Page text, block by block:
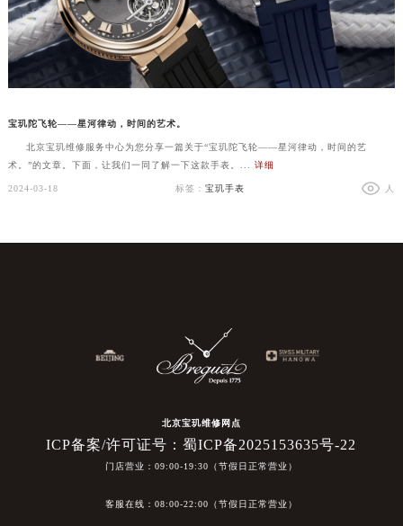
宝玑陀飞轮——星河律动，时间的艺术。
北京宝玑维修服务中心为您分享一篇关于“宝玑陀飞轮——星河律动，时间的艺
术。”的文章。下面，让我们一同了解一下这款手表。... 详细
2024-03-18 标签： 宝玑手表 人
北京宝玑维修网点
ICP备案/许可证号：蜀ICP备2025153635号-22
门店营业：09:00-19:30（节假日正常营业）
客服在线：08:00-22:00（节假日正常营业）